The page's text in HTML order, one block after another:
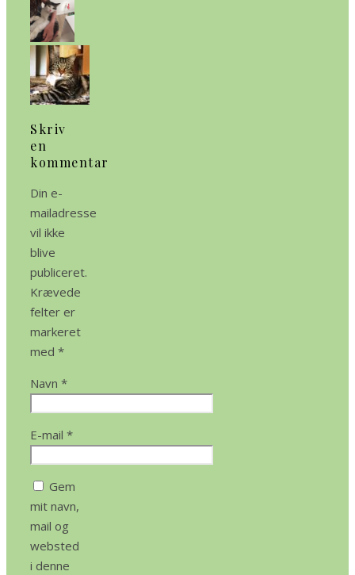
Skriv
en
kommentar
Din e-
mailadresse
vil ikke
blive
publiceret.
Krævede
felter er
markeret
med *
Navn *
E-mail *
Gem
mit navn,
mail og
websted
i denne